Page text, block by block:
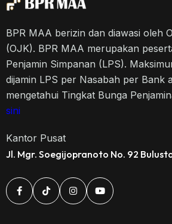
BPR MAA berizin dan diawasi oleh
(OJK). BPR MAA merupakan
Penjamin Simpanan (LPS).
dijamin LPS per Nasabah per Bank
mengetahui Tingkat Bunga
sini
Jl. Mgr. Soegijopranoto No. 92
Kantor Pusat